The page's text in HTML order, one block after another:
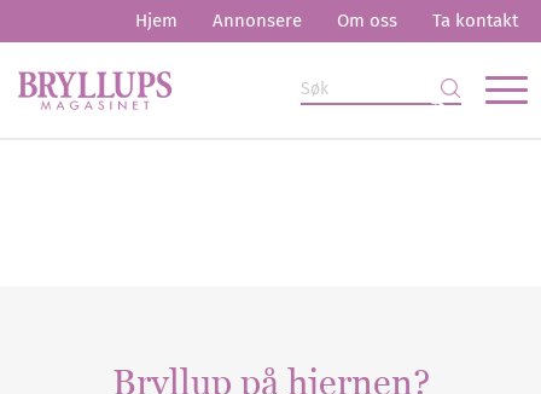
Hjem Annonsere Om oss Ta kontakt
Bryllup på hjernen?